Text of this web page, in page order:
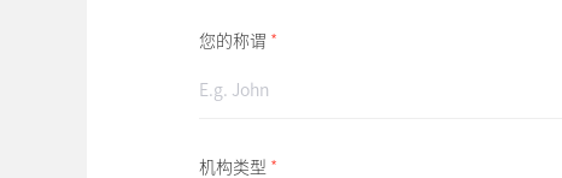
您的称谓 *
机构类型 *